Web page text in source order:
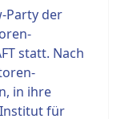
Party der
statt. Nach
in ihre
Institut für